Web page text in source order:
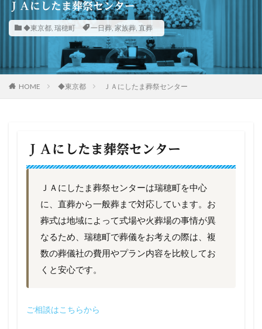
ＪＡにしたま葬祭センター
◆東京都, 瑞穂町 一日葬, 家族葬, 直葬
HOME ◆東京都 ＪＡにしたま葬祭センター
ＪＡにしたま葬祭センター
ＪＡにしたま葬祭センターは瑞穂町を中心
に、直葬から一般葬まで対応しています。お
葬式は地域によって式場や火葬場の事情が異
なるため、瑞穂町で葬儀をお考えの際は、複
数の葬儀社の費用やプラン内容を比較してお
くと安心です。
ご相談はこちらから